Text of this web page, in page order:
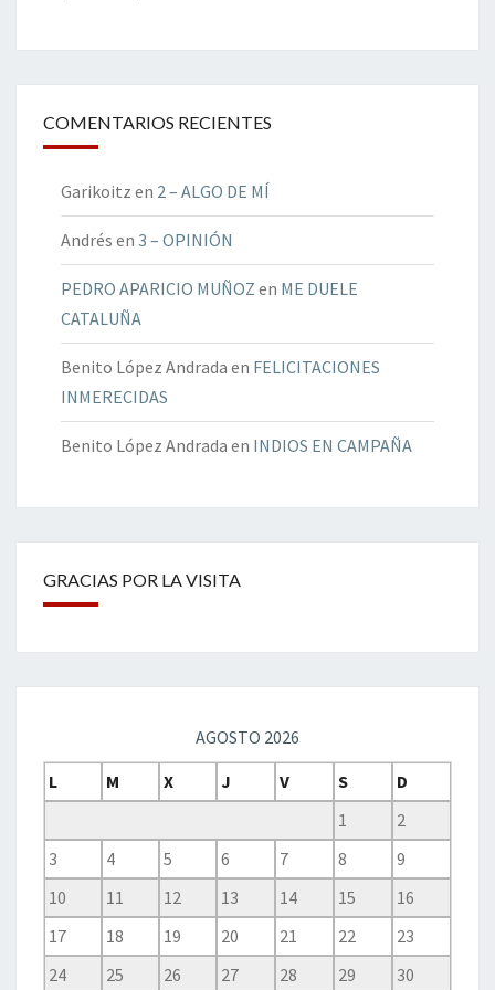
COMENTARIOS RECIENTES
Garikoitz en 2 – ALGO DE MÍ
Andrés en 3 – OPINIÓN
PEDRO APARICIO MUÑOZ en ME DUELE
CATALUÑA
Benito López Andrada en FELICITACIONES
INMERECIDAS
Benito López Andrada en INDIOS EN CAMPAÑA
GRACIAS POR LA VISITA
AGOSTO 2026
L
M X J V S
D
1
2
3
4 5 6 7 8
9
10
11 12 13 14 15
16
17
18 19 20 21 22
23
24
25 26 27 28 29
30